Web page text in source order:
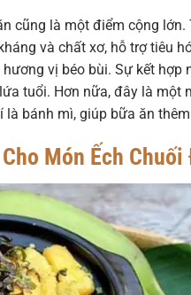
cũng là một điểm cộng
và chất xơ, hỗ trợ tiêu
vị béo bùi. Sự kết hợp
tuổi. Hơn nữa, đây là một
bánh mì, giúp bữa ăn
Món Ếch Chuối